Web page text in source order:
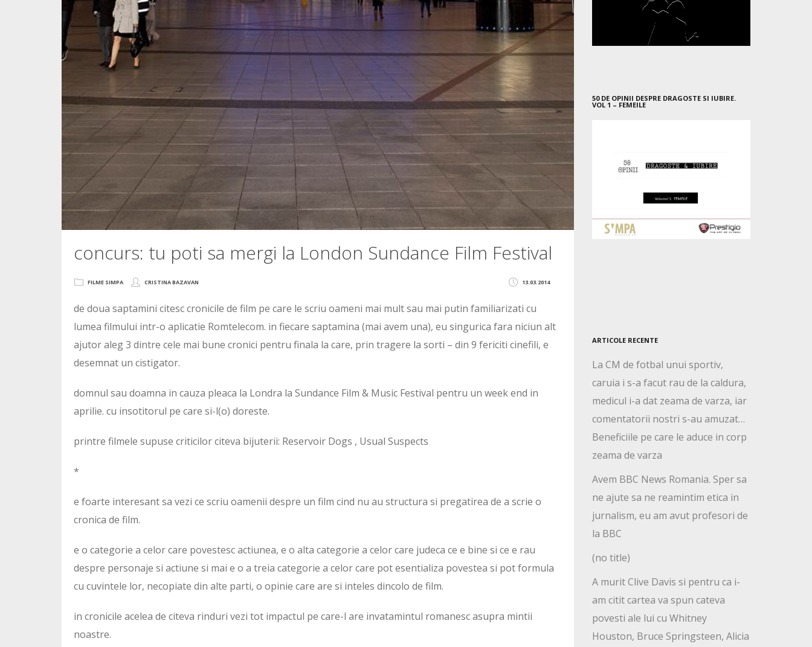
concurs: tu poti sa mergi la London Sundance Film Festival
13.03.2014
FILME SIMPA CRISTINA BAZAVAN
de doua saptamini citesc cronicile de film pe care le scriu oameni mai mult sau mai putin familiarizati cu
lumea filmului intr-o aplicatie Romtelecom. in fiecare saptamina (mai avem una), eu singurica fara niciun alt
ajutor aleg 3 dintre cele mai bune cronici pentru finala la care, prin tragere la sorti – din 9 fericiti cinefili, e
desemnat un cistigator.
domnul sau doamna in cauza pleaca la Londra la Sundance Film & Music Festival pentru un week end in
aprilie. cu insotitorul pe care si-l(o) doreste.
printre filmele supuse criticilor citeva bijuterii: Reservoir Dogs , Usual Suspects
*
e foarte interesant sa vezi ce scriu oamenii despre un film cind nu au structura si pregatirea de a scrie o
cronica de film.
e o categorie a celor care povestesc actiunea, e o alta categorie a celor care judeca ce e bine si ce e rau
despre personaje si actiune si mai e o a treia categorie a celor care pot esentializa povestea si pot formula
cu cuvintele lor, necopiate din alte parti, o opinie care are si inteles dincolo de film.
in cronicile acelea de citeva rinduri vezi tot impactul pe care-l are invatamintul romanesc asupra mintii
noastre.
50 DE OPINII DESPRE DRAGOSTE SI IUBIRE.
VOL 1 – FEMEILE
ARTICOLE RECENTE
La CM de fotbal unui sportiv,
caruia i s-a facut rau de la caldura,
medicul i-a dat zeama de varza, iar
comentatorii nostri s-au amuzat…
Beneficiile pe care le aduce in corp
zeama de varza
Avem BBC News Romania. Sper sa
ne ajute sa ne reamintim etica in
jurnalism, eu am avut profesori de
la BBC
(no title)
A murit Clive Davis si pentru ca i-
am citit cartea va spun cateva
povesti ale lui cu Whitney
Houston, Bruce Springsteen, Alicia